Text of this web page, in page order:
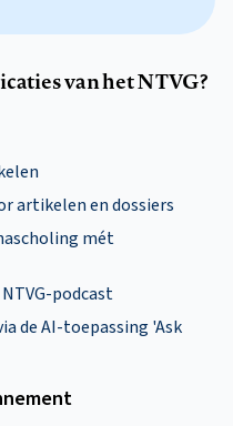
van het NTVG?
artikelen en dossiers
mét
podcast
de AI-toepassing 'Ask